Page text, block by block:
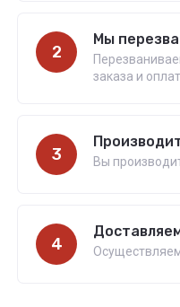
2
Мы
заказа и
3 Вы
4